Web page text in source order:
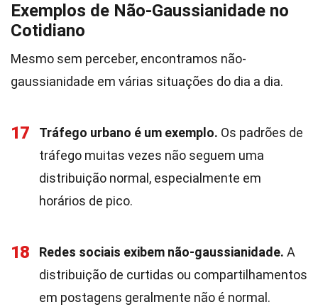
Exemplos de Não-Gaussianidade no
Cotidiano
Mesmo sem perceber, encontramos não-
gaussianidade em várias situações do dia a dia.
17 Tráfego urbano é um exemplo. Os padrões de
tráfego muitas vezes não seguem uma
distribuição normal, especialmente em
horários de pico.
18 Redes sociais exibem não-gaussianidade. A
distribuição de curtidas ou compartilhamentos
em postagens geralmente não é normal.